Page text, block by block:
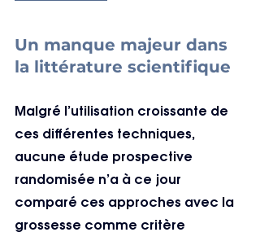
Un manque majeur dans
la littérature scientifique
Malgré l’utilisation croissante de
ces différentes techniques,
aucune étude prospective
randomisée n’a à ce jour
comparé ces approches avec la
grossesse comme critère